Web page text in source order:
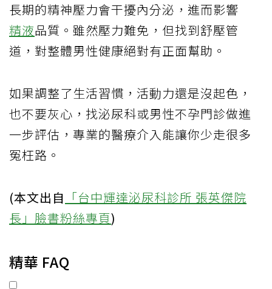
長期的精神壓力會干擾內分泌，進而影響
精液品質。雖然壓力難免，但找到舒壓管
道，對整體男性健康絕對有正面幫助。
如果調整了生活習慣，活動力還是沒起色，
也不要灰心，找泌尿科或男性不孕門診做進
一步評估，專業的醫療介入能讓你少走很多
冤枉路。
(本文出自 「台中輝達泌尿科診所 張英傑院
長」臉書粉絲專頁)
精華 FAQ